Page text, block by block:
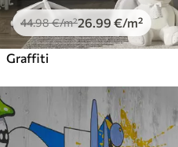
44.98€/m²26 .99 €/m²
Graffiti